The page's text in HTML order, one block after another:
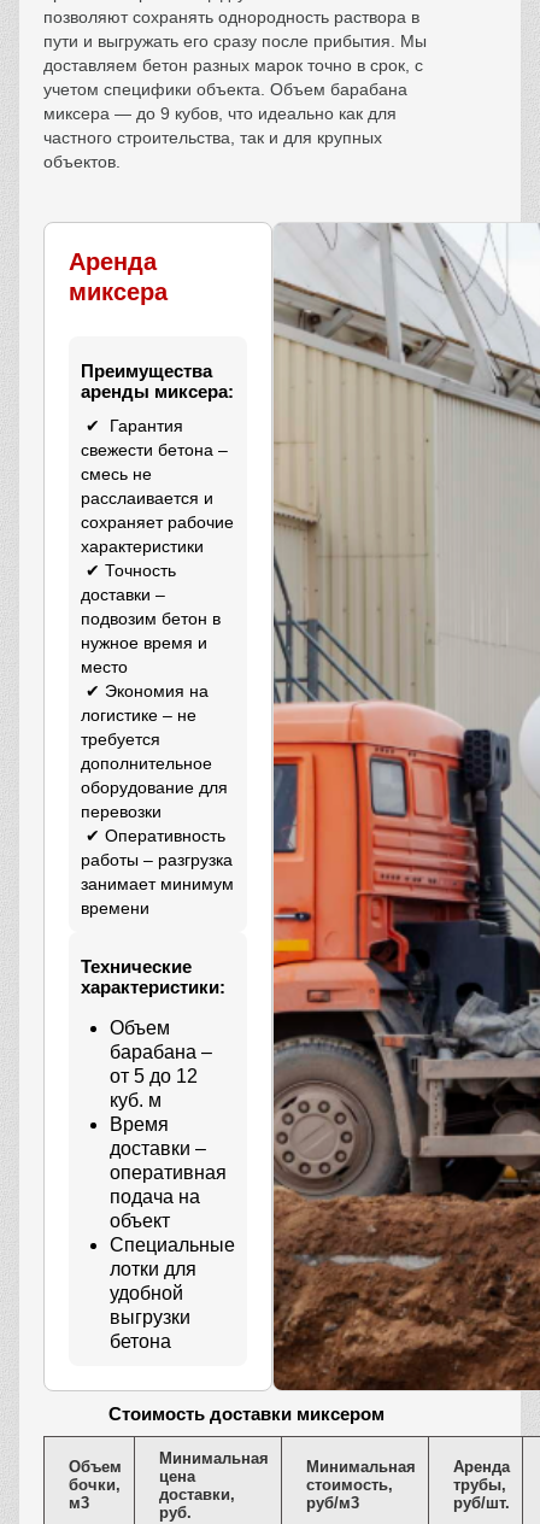
позволяют сохранять однородность раствора в
пути и выгружать его сразу после прибытия. Мы
доставляем бетон разных марок точно в срок, с
учетом специфики объекта. Объем барабана
миксера — до 9 кубов, что идеально как для
частного строительства, так и для крупных
объектов.
Аренда
миксера
Преимущества
аренды миксера:
✔ Гарантия
свежести бетона –
смесь не
расслаивается и
сохраняет рабочие
характеристики
✔ Точность
доставки –
подвозим бетон в
нужное время и
место
✔ Экономия на
логистике – не
требуется
дополнительное
оборудование для
перевозки
✔ Оперативность
работы – разгрузка
занимает минимум
времени
Технические
характеристики:
Объем
барабана –
от 5 до 12
куб. м
Время
доставки –
оперативная
подача на
объект
Специальные
лотки для
удобной
выгрузки
бетона
Стоимость доставки миксером
Объем
бочки,
м3
Минимальная
цена
доставки,
руб.
Минимальная
стоимость,
руб/м3
Аренда
трубы,
руб/шт.